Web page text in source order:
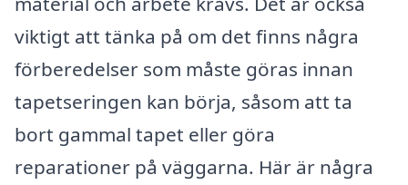
viktigt att tänka på om det finns några
förberedelser som måste göras innan
tapetseringen kan börja, såsom att ta
bort gammal tapet eller göra
reparationer på väggarna. Här är några